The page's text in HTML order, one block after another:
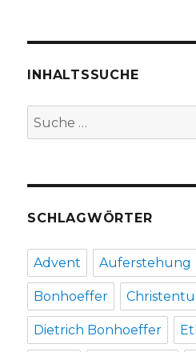
von
Behnert,
2015
INHALTSSUCHE
Suche
nach:
SCHLAGWÖRTER
Advent Auferstehung
Bonhoeffer
Dietrich Bonhoeffer